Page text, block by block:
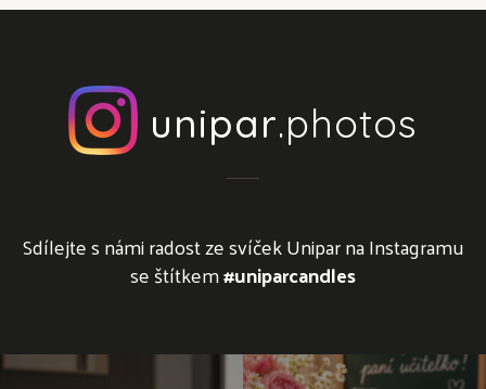
unipar.photos
Sdílejte s námi radost ze svíček Unipar na Instagramu
se štítkem#uniparcandles